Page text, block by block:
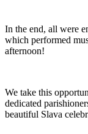
In the end, all were
which performed
afternoon!
We take this
dedicated
beautiful Slava